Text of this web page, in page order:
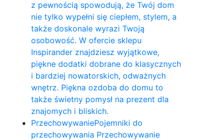
z pewnością spowodują, że Twój dom
nie tylko wypełni się ciepłem, stylem, a
także doskonale wyrazi Twoją
osobowość. W ofercie sklepu
Inspirander znajdziesz wyjątkowe,
piękne dodatki dobrane do klasycznych
i bardziej nowatorskich, odważnych
wnętrz. Piękna ozdoba do domu to
także świetny pomysł na prezent dla
znajomych i bliskich.
PrzechowywaniePojemniki do
przechowywania Przechowywanie